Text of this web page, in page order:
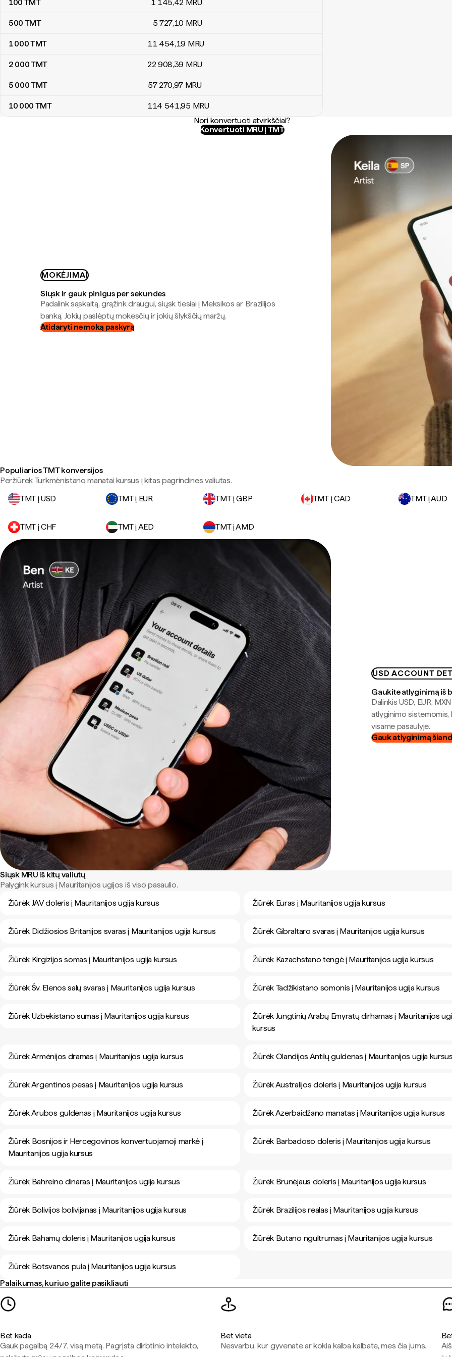
100 TMT 1 145,42 MRU
500 TMT 5 727,10 MRU
1 000TMT 11 454,19 MRU
2 000TMT 22 908,39 MRU
5 000TMT 57 270,97 MRU
10 000 TMT 114 541,95 MRU
Nori konvertuoti atvirkščiai?
Konvertuoti MRU į TMT
MOKĖJIMAI
Siųsk ir gauk pinigus per sekundes
Padalink sąskaitą, grąžink draugui, siųsk tiesiai į Meksikos ar Brazilijos
banką. Jokių paslėptų mokesčių ir jokių šlykščių maržų.
Atidaryti nemoką paskyrą
Populiarios TMT konversijos
Peržiūrėk Turkmėnistano manatai kursus į kitas pagrindines valiutas.
TMT į USD
TMT į EUR TMT į GBP TMT į CAD TMT į AUD
TMT į CHF TMT į AED TMT į AMD
USD ACCOUNT
Gaukite atlyginimą iš
Dalinkis USD, EUR,
atlyginimo
visame pasaulyje.
Gauk atlyginimą
Siųsk MRU iš kitų valiutų
Palygink kursus į Mauritanijos ugijos iš viso pasaulio.
Žiūrėk JAV doleris į Mauritanijos ugija kursus
Žiūrėk Euras į Mauritanijos ugija kursus
Žiūrėk Didžiosios Britanijos svaras į Mauritanijos ugija kursus Žiūrėk Gibraltaro svaras į Mauritanijos ugija kursus
Žiūrėk Kirgizijos somas į Mauritanijos ugija kursus Žiūrėk Kazachstano tengė į Mauritanijos ugija kursus
Žiūrėk Šv. Elenos salų svaras į Mauritanijos ugija kursus Žiūrėk Tadžikistano somonis į Mauritanijos ugija kursus
Žiūrėk Uzbekistano sumas į Mauritanijos ugija kursus
Žiūrėk Jungtinių Arabų Emyratų dirhamas į Mauritanijos
kursus
Žiūrėk Armėnijos dramas į Mauritanijos ugija kursus Žiūrėk Olandijos Antilų guldenas į Mauritanijos ugija
Žiūrėk Argentinos pesas į Mauritanijos ugija kursus Žiūrėk Australijos doleris į Mauritanijos ugija kursus
Žiūrėk Arubos guldenas į Mauritanijos ugija kursus Žiūrėk Azerbaidžano manatas į Mauritanijos ugija kursus
Žiūrėk Bosnijos ir Hercegovinos konvertuojamoji markė į
Mauritanijos ugija kursus
Žiūrėk Barbadoso doleris į Mauritanijos ugija kursus
Žiūrėk Bahreino dinaras į Mauritanijos ugija kursus Žiūrėk Brunėjaus doleris į Mauritanijos ugija kursus
Žiūrėk Bolivijos bolivijanas į Mauritanijos ugija kursus Žiūrėk Brazilijos realas į Mauritanijos ugija kursus
Žiūrėk Bahamų doleris į Mauritanijos ugija kursus Žiūrėk Butano ngultrumas į Mauritanijos ugija kursus
Žiūrėk Botsvanos pula į Mauritanijos ugija kursus
Palaikumas, kuriuo galite pasikliauti
Bet kada
Gauk pagalbą 24/7, visą metą. Pagrįsta dirbtinio intelekto,
Bet vieta
Nesvarbu, kur gyvenate ar kokia kalba kalbate, mes čia jums.